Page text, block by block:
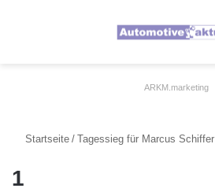
ARKM.marketing
Startseite / Tagessieg für Marcus Schiffer
1